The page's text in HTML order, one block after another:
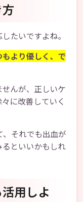
たいですよね。
より優しく、で
んが、正しいケ
に改善していく
それでも出血が
といいかもしれ
用しよ